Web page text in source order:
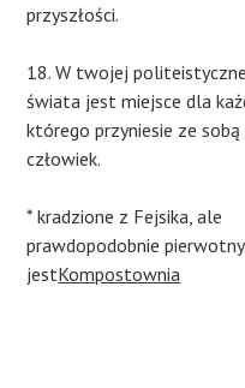
przyszłości.
18. W twojej
świata jest miejsce dla
którego przyniesie ze
człowiek.
* kradzione z Fejsika, ale
prawdopodobnie
jestKompostownia